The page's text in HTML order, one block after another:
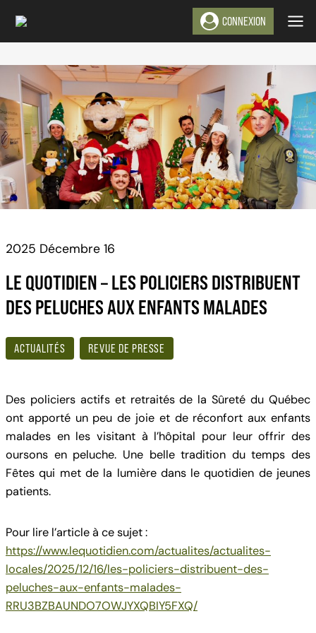
Aller
contenu
CONNEXION
ACTUALITÉS REVUE DE PRESSE
LE QUOTIDIEN – LES POLICIERS DISTRIBUENT
DES PELUCHES AUX ENFANTS MALADES
2025 Décembre 16
Des policiers actifs et retraités de la Sûreté du Québec
ont apporté un peu de joie et de réconfort aux enfants
malades en les visitant à l’hôpital pour leur offrir des
oursons en peluche. Une belle tradition du temps des
Fêtes qui met de la lumière dans le quotidien de jeunes
patients.
Pour lire l’article à ce sujet :
https://www.lequotidien.com/actualites/actualites-
locales/2025/12/16/les-policiers-distribuent-des-
peluches-aux-enfants-malades-
RRU3BZBAUNDO7OWJYXQBIY5FXQ/